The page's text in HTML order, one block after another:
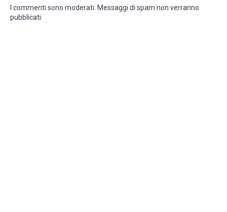
I commenti sono moderati. Messaggi di spam non verranno
pubblicati.